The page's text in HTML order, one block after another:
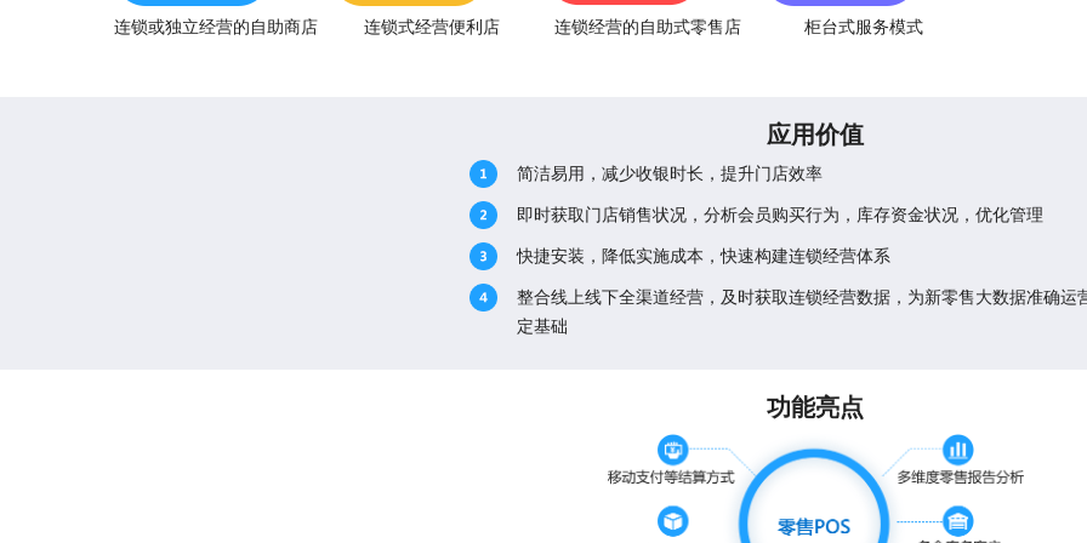
连锁或独立经营的自助商店 连锁式经营便利店 连锁经营的自助式零售店 柜台式服务模式
应用价值
简洁易用，减少收银时长，提升门店效率
即时获取门店销售状况，分析会员购买行为，库存资金状况，优化管理
快捷安装，降低实施成本，快速构建连锁经营体系
整合线上线下全渠道经营，及时获取连锁经营数据，为新零售大数据准确运
定基础
功能亮点